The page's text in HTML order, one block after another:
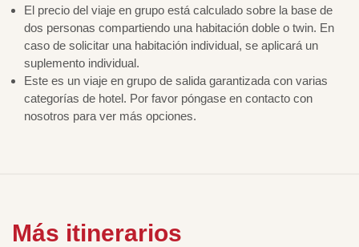
El precio del viaje en grupo está calculado sobre la base de
dos personas compartiendo una habitación doble o twin. En
caso de solicitar una habitación individual, se aplicará un
suplemento individual.
Este es un viaje en grupo de salida garantizada con varias
categorías de hotel. Por favor póngase en contacto con
nosotros para ver más opciones.
Más itinerarios